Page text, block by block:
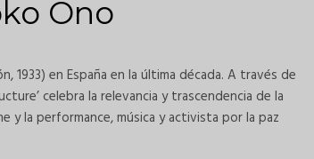
Ono
1933) en España en la última década. A través de
celebra la relevancia y trascendencia de la
la performance, música y activista por la paz